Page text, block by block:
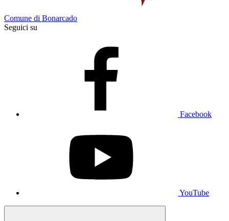
Comune di Bonarcado
Seguici su
Facebook
YouTube